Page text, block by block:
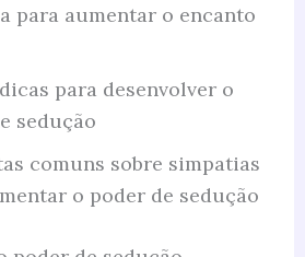
para aumentar o encanto
para desenvolver o
sedução
comuns sobre simpatias
o poder de sedução